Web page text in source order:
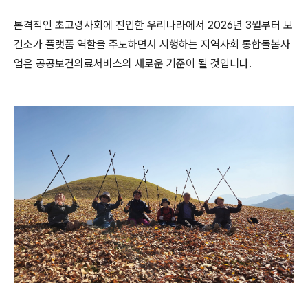
본격적인 초고령사회에 진입한 우리나라에서 2026년 3월부터 보
건소가 플랫폼 역할을 주도하면서 시행하는 지역사회 통합돌봄사
업은 공공보건의료서비스의 새로운 기준이 될 것입니다.